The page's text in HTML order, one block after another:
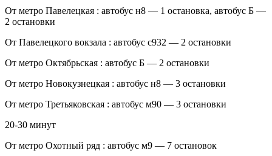
От метро Павелецкая : автобус н8 — 1 остановка, автобус Б —
2 остановки
От Павелецкого вокзала : автобус с932 — 2 остановки
От метро Октябрьская : автобус Б — 2 остановки
От метро Новокузнецкая : автобус н8 — 3 остановки
От метро Третьяковская : автобус м90 — 3 остановки
20-30 минут
От метро Охотный ряд : автобус м9 — 7 остановок